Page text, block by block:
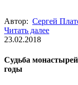
Автор: Сергей
Читать далее
23.02.2018
Судьба
годы